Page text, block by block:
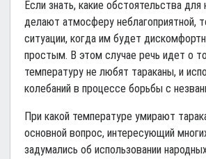
Если знать, какие обстоятельства
делают атмосферу неблагоприятной,
ситуации, когда им будет
простым. В этом случае речь идет о
температуру не любят тараканы, и
колебаний в процессе борьбы с
При какой температуре умирают
основной вопрос, интересующий
задумались об использовании